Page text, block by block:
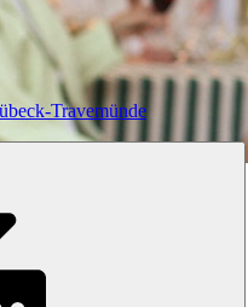
Travemünde